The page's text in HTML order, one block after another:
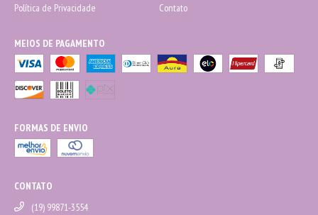
Política de Privacidade Contato
MEIOS DE PAGAMENTO
FORMAS DE ENVIO
CONTATO
(19) 99871-3554